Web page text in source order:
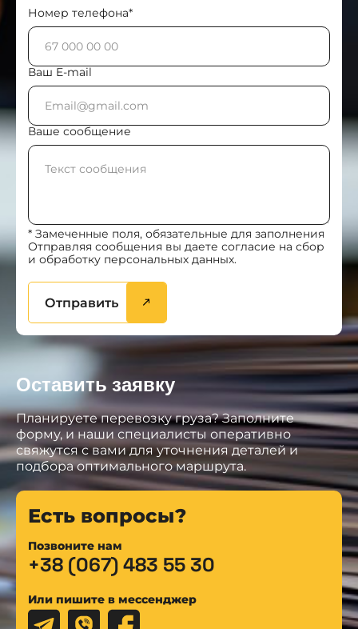
Номер телефона*
Ваш E-mail
Ваше сообщение
* Замеченные поля, обязательные для заполнения
Отправляя сообщения вы даете согласие на сбор
и обработку персональных данных.
Отправить
Оставить заявку
Планируете перевозку груза? Заполните
форму, и наши специалисты оперативно
свяжутся с вами для уточнения деталей и
подбора оптимального маршрута.
Есть вопросы?
Позвоните нам
+38 (067) 483 55 30
Или пишите в мессенджер